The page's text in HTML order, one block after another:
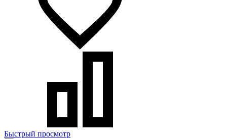
Быстрый просмотр